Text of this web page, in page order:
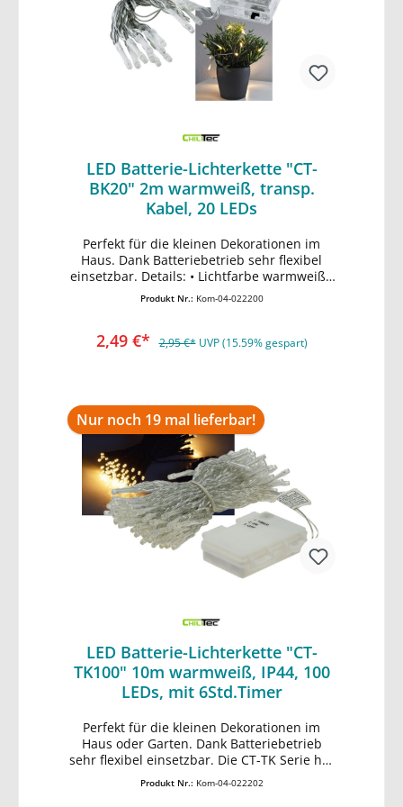
LED Batterie-Lichterkette "CT-
BK20" 2m warmweiß, transp.
Kabel, 20 LEDs
Perfekt für die kleinen Dekorationen im
Haus. Dank Batteriebetrieb sehr flexibel
einsetzbar. Details: • Lichtfarbe warmweiß •
Gesamtlänge ca. 2,3m • davon Zuleitung ca.
Leitungs /- Kabelfarbe transparent •
Raumbeleuchtung geeignet • geeignet für
Innen IP20
Produkt Nr.: Kom-04-022200
2,49 €* 2,95 €* UVP (15.59% gespart)
In den Warenkorb
Nur noch 19 mal lieferbar!
LED Batterie-Lichterkette "CT-
TK100" 10m warmweiß, IP44, 100
LEDs, mit 6Std.Timer
Perfekt für die kleinen Dekorationen im
Haus oder Garten. Dank Batteriebetrieb
sehr flexibel einsetzbar. Die CT-TK Serie hat
2 Modi: 1. Timer-Funktion (Licht geht an und
Produkt Nr.: Kom-04-022202
In den Warenkorb